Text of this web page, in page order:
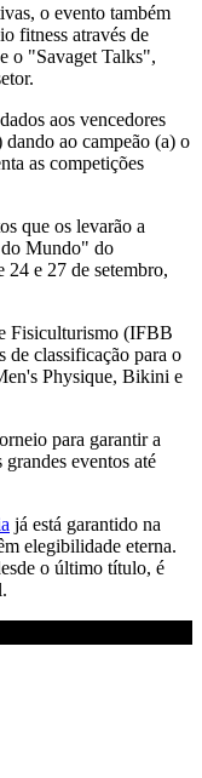
o evento também
fitness através de
o "Savaget Talks",
aos vencedores
dando ao campeão (a) o
as competições
que os levarão a
Mundo" do
24 e 27 de setembro,
Fisiculturismo (IFBB
de classificação para o
Physique, Bikini e
para garantir a
eventos até
já está garantido na
elegibilidade eterna.
o último título, é